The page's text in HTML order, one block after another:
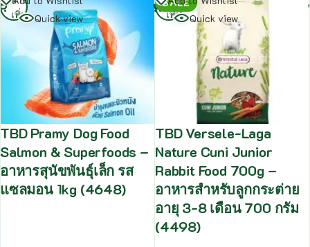
Quick view
TBD Pramy Dog Food
Salmon & Superfoods –
อาหารสุนัขพันธุ์เล็ก รส
แซลมอน 1kg (4648)
เพิ่ม
Quick view
TBD Versele-Laga
Nature Cuni Junior
Rabbit Food 700g –
อาหารสำหรับลูกกระต่าย
อายุ 3-8 เดือน 700 กรัม
(4498)
เพิ่ม